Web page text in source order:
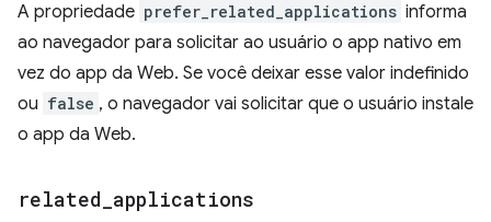
A propriedade prefer_related_applications informa
ao navegador para solicitar ao usuário o app nativo em
vez do app da Web. Se você deixar esse valor indefinido
ou false , o navegador vai solicitar que o usuário instale
o app da Web.
related applications